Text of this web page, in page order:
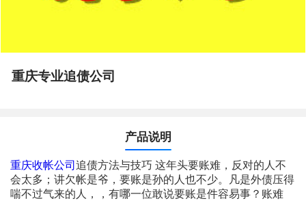
重庆专业追债公司
产品说明
重庆收帐公司 追债方法与技巧 这年头要账难，反对的人不
会太多；讲欠帐是爷，要账是孙的人也不少。凡是外债压得
喘不过气来的人，，有哪一位敢说要账是件容易事？账难